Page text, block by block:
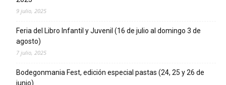
9 julio, 2025
Feria del Libro Infantil y Juvenil (16 de julio al domingo 3 de
agosto)
7 julio, 2025
Bodegonmania Fest, edición especial pastas (24, 25 y 26 de
junio)